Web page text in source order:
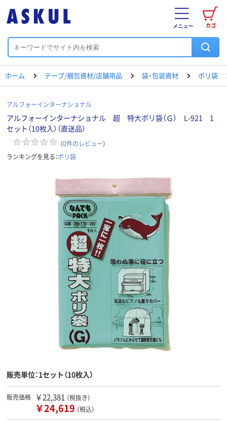
カゴ
メニュー
ホーム テープ/梱包資材/店舗用品 袋・包装資材 ポリ袋
アルフォーインターナショナル
アルフォーインターナショナル 超 特大ポリ袋（Ｇ） L-921 1
セット（10枚入）（直送品）
（0件のレビュー）
ランキングを見る：ポリ袋
販売単位：1セット（10枚入）
販売価格 ￥22,381 （税抜き）
￥24,619 （税込）